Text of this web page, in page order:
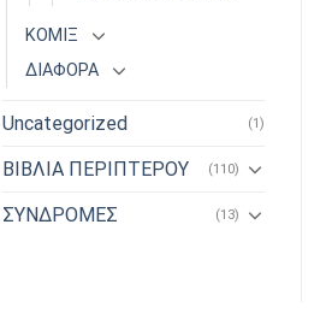
ΚΟΜΙΞ
ΔΙΑΦΟΡΑ
Uncategorized (1)
ΒΙΒΛΙΑ ΠΕΡΙΠΤΕΡΟΥ (110)
ΣΥΝΔΡΟΜΕΣ (13)